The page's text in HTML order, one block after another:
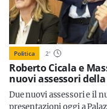
Politica 2'
Roberto Cicala e
nuovi assessori
Due nuovi assessori e il